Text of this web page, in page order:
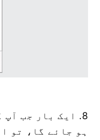
8. ایک بار جب
ہو جائے گا، تو